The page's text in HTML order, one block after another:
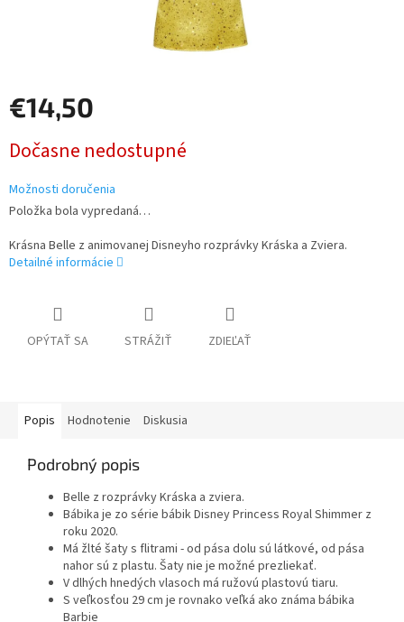
€14,50
cena:
Dočasne nedostupné
Možnosti doručenia
Položka bola vypredaná…
Krásna Belle z animovanej Disneyho rozprávky Kráska a Zviera.
Detailné informácie
OPÝTAŤ SA STRÁŽIŤ ZDIEĽAŤ
Popis Hodnotenie Diskusia
Podrobný popis
Belle z rozprávky Kráska a zviera.
Bábika je zo série bábik Disney Princess Royal Shimmer z
roku 2020.
Má žlté šaty s flitrami - od pása dolu sú látkové, od pása
nahor sú z plastu. Šaty nie je možné prezliekať.
V dlhých hnedých vlasoch má ružovú plastovú tiaru.
S veľkosťou 29 cm je rovnako veľká ako známa bábika
Barbie